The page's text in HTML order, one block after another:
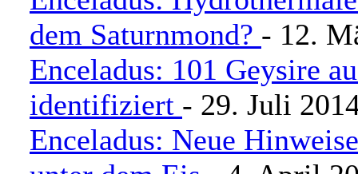
dem Saturnmond? - 12.
Enceladus: 101 Geysire
identifiziert - 29. Juli
Enceladus: Neue